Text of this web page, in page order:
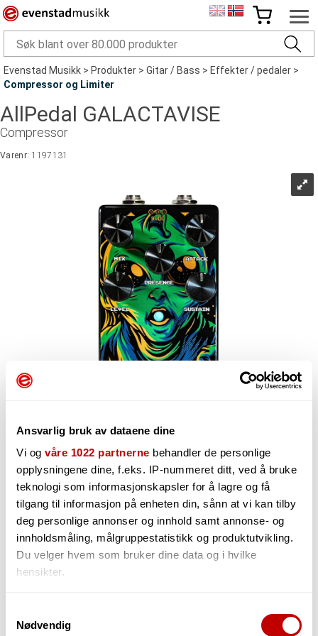
Ansvarlig bruk av dataene dine
Vi og våre 1022 partnerne behandler de personlige
opplysningene dine, f.eks. IP-nummeret ditt, ved å bruke
teknologi som informasjonskapsler for å lagre og få
tilgang til informasjon på enheten din, sånn at vi kan tilby
deg personlige annonser og innhold samt annonse- og
innholdsmåling, målgruppestatistikk og produktutvikling.
Du velger hvem som bruker dine data og i hvilke
hensikter.
Innhente informasjon om den geografiske
Nødvendig
Evenstad Musikk>Produkter>Gitar / Bass>Effekter / pedaler>
Compressor og Limiter
AllPedal GALACTAVISE
Compressor
Varenr:1197131
3 561,-